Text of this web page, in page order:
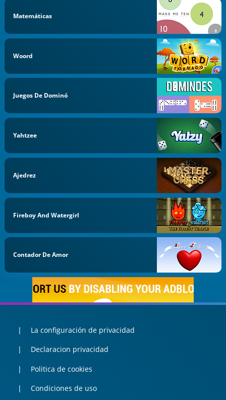
Matemáticas
Woord
Juegos De Dominó
Yahtzee
Ajedrez
Fireboy And Watergirl
Contador De Amor
La configuración de privacidad
Declaracion privacidad
Politica de cookies
Condiciones de uso